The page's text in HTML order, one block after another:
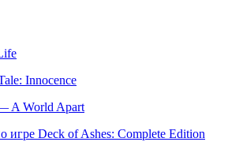
Innocence
A World Apart
игре Deck of Ashes: Complete Edition